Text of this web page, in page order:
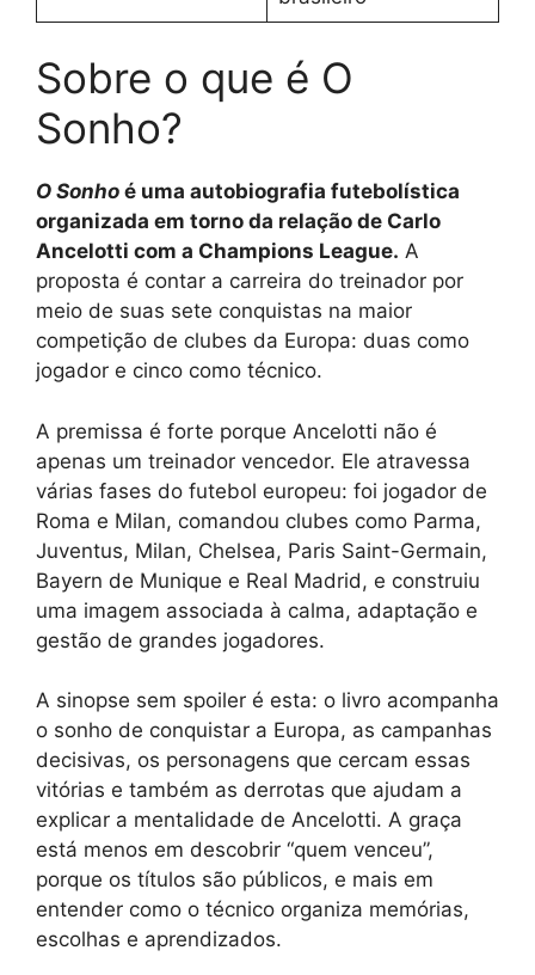
Sobre o que é O
Sonho?
O Sonho é uma autobiografia futebolística
organizada em torno da relação de Carlo
Ancelotti com a Champions League. A
proposta é contar a carreira do treinador por
meio de suas sete conquistas na maior
competição de clubes da Europa: duas como
jogador e cinco como técnico.
A premissa é forte porque Ancelotti não é
apenas um treinador vencedor. Ele atravessa
várias fases do futebol europeu: foi jogador de
Roma e Milan, comandou clubes como Parma,
Juventus, Milan, Chelsea, Paris Saint-Germain,
Bayern de Munique e Real Madrid, e construiu
uma imagem associada à calma, adaptação e
gestão de grandes jogadores.
A sinopse sem spoiler é esta: o livro acompanha
o sonho de conquistar a Europa, as campanhas
decisivas, os personagens que cercam essas
vitórias e também as derrotas que ajudam a
explicar a mentalidade de Ancelotti. A graça
está menos em descobrir “quem venceu”,
porque os títulos são públicos, e mais em
entender como o técnico organiza memórias,
escolhas e aprendizados.